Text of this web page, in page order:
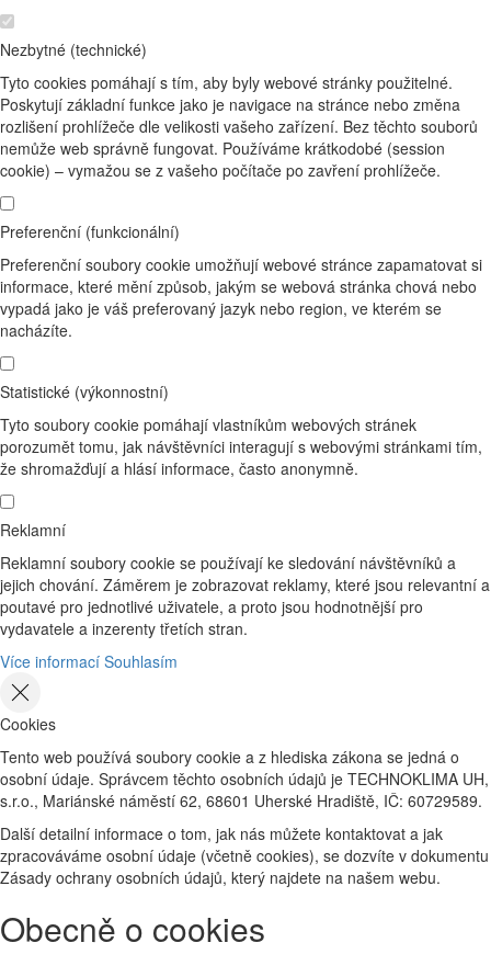
Nezbytné (technické)
Tyto cookies pomáhají s tím, aby byly webové stránky použitelné.
Poskytují základní funkce jako je navigace na stránce nebo změna
rozlišení prohlížeče dle velikosti vašeho zařízení. Bez těchto souborů
nemůže web správně fungovat. Používáme krátkodobé (session
cookie) – vymažou se z vašeho počítače po zavření prohlížeče.
Preferenční (funkcionální)
Preferenční soubory cookie umožňují webové stránce zapamatovat si
informace, které mění způsob, jakým se webová stránka chová nebo
vypadá jako je váš preferovaný jazyk nebo region, ve kterém se
nacházíte.
Statistické (výkonnostní)
Tyto soubory cookie pomáhají vlastníkům webových stránek
porozumět tomu, jak návštěvníci interagují s webovými stránkami tím,
že shromažďují a hlásí informace, často anonymně.
Reklamní
Reklamní soubory cookie se používají ke sledování návštěvníků a
jejich chování. Záměrem je zobrazovat reklamy, které jsou relevantní a
poutavé pro jednotlivé uživatele, a proto jsou hodnotnější pro
vydavatele a inzerenty třetích stran.
Více informací Souhlasím
Cookies
Tento web používá soubory cookie a z hlediska zákona se jedná o
osobní údaje. Správcem těchto osobních údajů je TECHNOKLIMA UH,
s.r.o., Mariánské náměstí 62, 68601 Uherské Hradiště, IČ: 60729589.
Další detailní informace o tom, jak nás můžete kontaktovat a jak
zpracováváme osobní údaje (včetně cookies), se dozvíte v dokumentu
Zásady ochrany osobních údajů, který najdete na našem webu.
Obecně o cookies